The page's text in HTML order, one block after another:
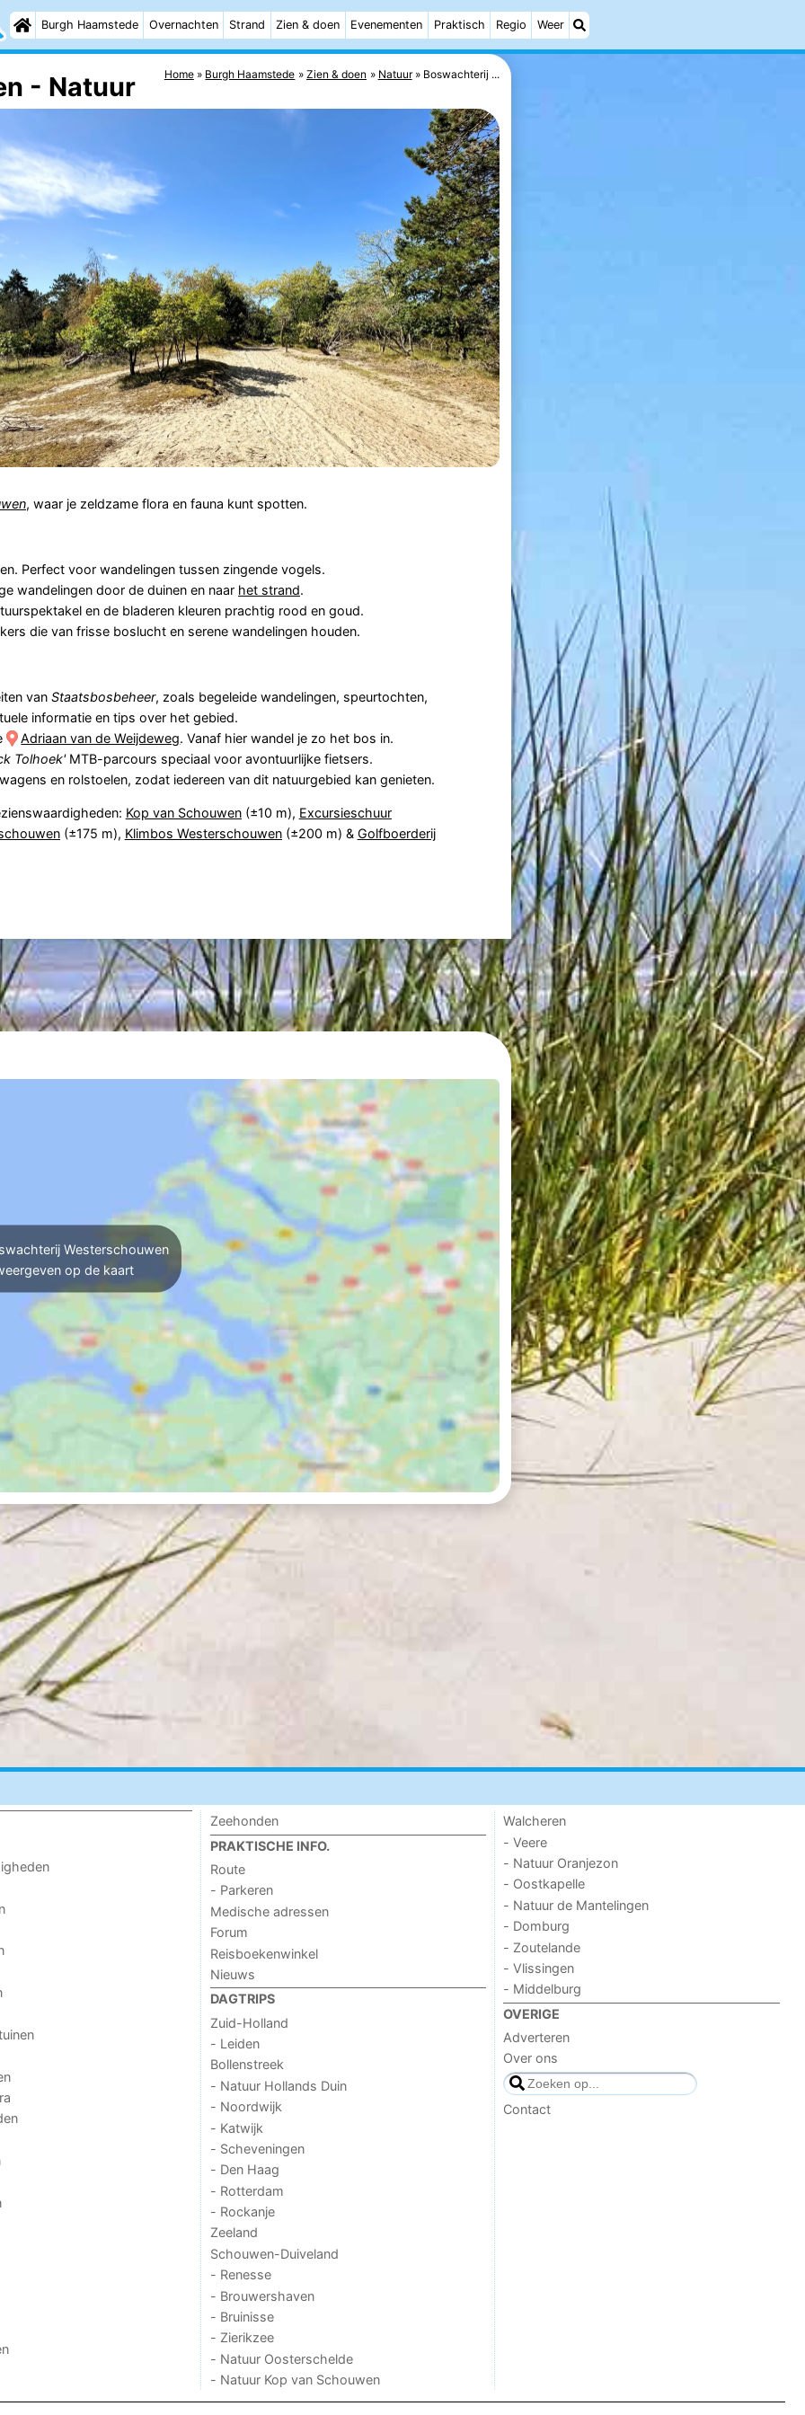
Burgh Haamstede Overnachten Strand Zien & doen Evenementen Praktisch Regio Weer
Home Burgh Haamstede Zien & doen Natuur Boswachterij ...
- Natuur
, waar je zeldzame flora en fauna kunt spotten.
Perfect voor wandelingen tussen zingende vogels.
wandelingen door de duinen en naar het strand.
en de bladeren kleuren prachtig rood en goud.
die van frisse boslucht en serene wandelingen houden.
van Staatsbosbeheer, zoals begeleide wandelingen, speurtochten,
informatie en tips over het gebied.
Adriaan van de Weijdeweg. Vanaf hier wandel je zo het bos in.
Tolhoek'MTB-parcours speciaal voor avontuurlijke fietsers.
en rolstoelen, zodat iedereen van dit natuurgebied kan genieten.
Kop van Schouwen(±10 m), Excursieschuur
(±175 m), Klimbos Westerschouwen(±200 m) & Golfboerderij
Westerschouwen
op de kaart
Zeehonden
PRAKTISCHE INFO.
Route
- Parkeren
Medische adressen
Forum
Reisboekenwinkel
Nieuws
DAGTRIPS
Zuid-Holland
- Leiden
Bollenstreek
- Natuur Hollands Duin
- Noordwijk
- Katwijk
- Scheveningen
- Den Haag
- Rotterdam
- Rockanje
Zeeland
Schouwen-Duiveland
- Renesse
- Brouwershaven
- Bruinisse
- Zierikzee
- Natuur Oosterschelde
- Natuur Kop van Schouwen
Walcheren
- Veere
- Natuur Oranjezon
- Oostkapelle
- Natuur de Mantelingen
- Domburg
- Zoutelande
- Vlissingen
- Middelburg
OVERIGE
Adverteren
Over ons
Contact